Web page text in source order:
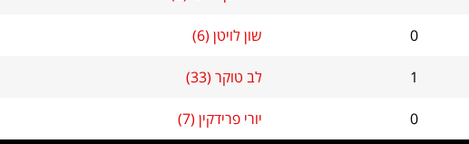
0 שון לויטן (6)
1 לב טוקר (33)
0 יורי פרידקין (7)